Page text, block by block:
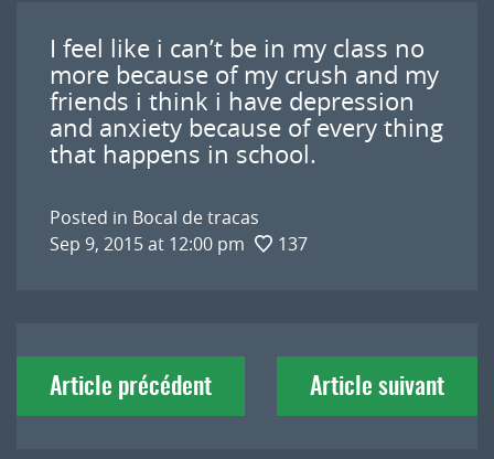
I feel like i can’t be in my class no
more because of my crush and my
friends i think i have depression
and anxiety because of every thing
that happens in school.
Posted in Bocal de tracas
Sep 9, 2015 at 12:00 pm
137
Navigation
deArticle précédent Article suivant